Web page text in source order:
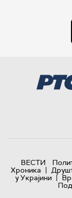
ВЕСТИ
Хроника |
у Украјини |